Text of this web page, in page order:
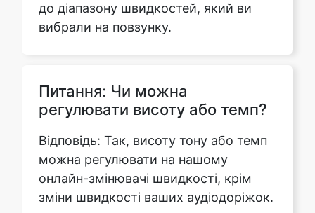
Питання: Чи можна
можна регулювати на нашому
онлайн-змінювачі швидкості, крім
зміни швидкості ваших аудіодоріжок.
Питання: Який діапазон